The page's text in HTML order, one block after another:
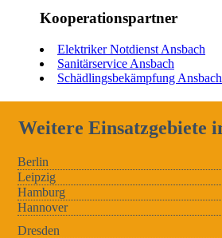
Kooperationspartner
Elektriker Notdienst Ansbach
Sanitärservice Ansbach
Schädlingsbekämpfung Ansbach
Weitere Einsatzgebiete
Berlin
Leipzig
Hamburg
Hannover
Dresden